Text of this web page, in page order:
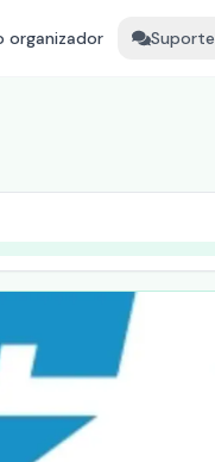
organizador Suporte